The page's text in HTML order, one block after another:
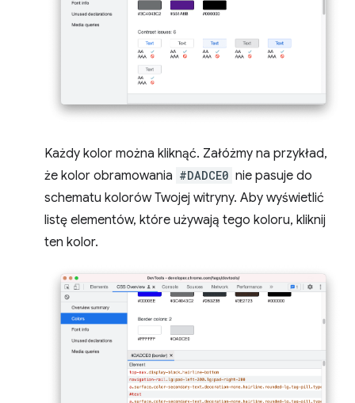
Każdy kolor można kliknąć. Załóżmy na przykład,
że kolor obramowania #DADCE0 nie pasuje do
schematu kolorów Twojej witryny. Aby wyświetlić
listę elementów, które używają tego koloru, kliknij
ten kolor.